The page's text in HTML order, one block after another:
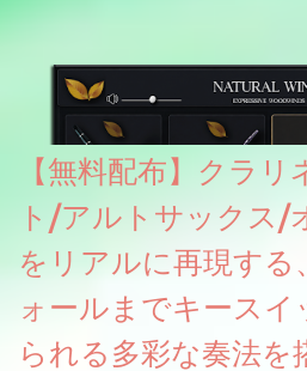
【無料配布】クラ
ト/アルトサックス/
をリアルに再現する
ォールまでキースイ
られる多彩な奏法を